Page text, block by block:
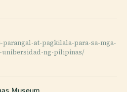
parangal-at-pagkilala-para-sa-mga-
unibersidad-ng-pilipinas/
Museum